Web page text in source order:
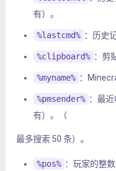
有）。
%lastcmd% ：历史
%clipboard% ：剪
%myname% ：
%pmsender% ：最
有）。（
最多搜索 50 条）。
%pos% ：玩家的整